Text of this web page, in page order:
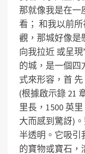
那就像我是在一
看； 和我以前
觀，那城好像是
向我拉近 或呈
的城，是一個四
式來形容，首
(根據啟示錄 21
里長，1500 英
大而感到驚訝)
半透明。它吸引
的寶物或寶石，